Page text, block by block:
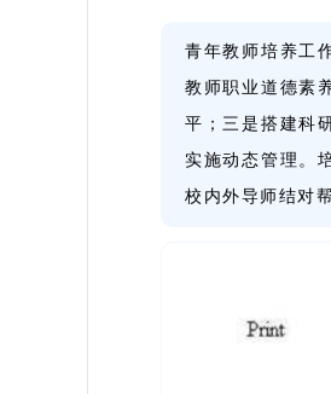
青年教师培养工
教师职业道德素
平；三是搭建科
实施动态管理。
校内外导师结对